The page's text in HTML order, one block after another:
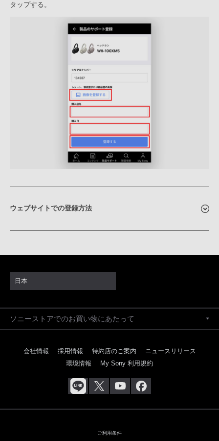
タップする。
ウェブサイトでの登録方法
日本
ソニーストアでのお買い物にあたって
会社情報 採用情報 特約店のご案内
ニュースリリース
環境情報
My Sony 利用規約
ご利用条件